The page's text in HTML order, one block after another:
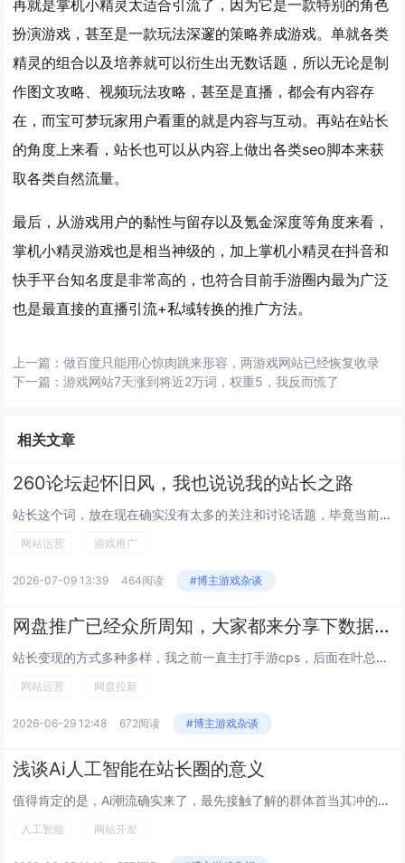
再就是掌机小精灵太适合引流了，因为它是一款特别的角色
扮演游戏，甚至是一款玩法深邃的策略养成游戏。单就各类
精灵的组合以及培养就可以衍生出无数话题，所以无论是制
作图文攻略、视频玩法攻略，甚至是直播，都会有内容存
在，而宝可梦玩家用户看重的就是内容与互动。再站在站长
的角度上来看，站长也可以从内容上做出各类seo脚本来获
取各类自然流量。
最后，从游戏用户的黏性与留存以及氪金深度等角度来看，
掌机小精灵游戏也是相当神级的，加上掌机小精灵在抖音和
快手平台知名度是非常高的，也符合目前手游圈内最为广泛
也是最直接的直播引流+私域转换的推广方法。
上一篇：做百度只能用心惊肉跳来形容，两游戏网站已经恢复收录
下一篇：游戏网站7天涨到将近2万词，权重5，我反而慌了
相关文章
260论坛起怀旧风，我也说说我的站长之路
站长这个词，放在现在确实没有太多的关注和讨论话题，毕竟当前互联网的内容呈现方式已经从图文转换成是视频或直播，但即便这样，...
网站运营 游戏推广
2026-07-09 13:39 464阅读 #博主游戏杂谈
网盘推广已经众所周知，大家都来分享下数据？
站长变现的方式多种多样，我之前一直主打手游cps，后面在叶总十一总的熏陶下，也做了网盘推广，也做了一些成绩。不仅我自己，...
网站运营 网盘拉新
2026-06-29 12:48 672阅读 #博主游戏杂谈
浅谈Ai人工智能在站长圈的意义
值得肯定的是，Ai潮流确实来了，最先接触了解的群体首当其冲的是站长圈子，站长们再也不用每天去扒别人的前端源码，技术不精的...
人工智能 网站开发